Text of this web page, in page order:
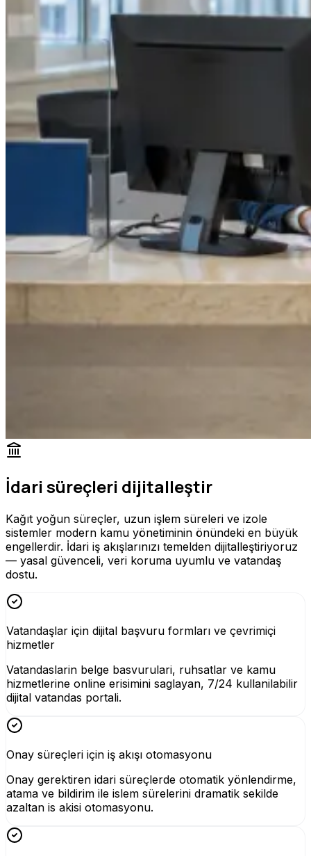
İdari süreçleri dijitalleştir
Kağıt yoğun süreçler, uzun işlem süreleri ve izole
sistemler modern kamu yönetiminin önündeki en büyük
engellerdir. İdari iş akışlarınızı temelden dijitalleştiriyoruz
— yasal güvenceli, veri koruma uyumlu ve vatandaş
dostu.
Vatandaşlar için dijital başvuru formları ve çevrimiçi
hizmetler
Vatandaslarin belge basvurulari, ruhsatlar ve kamu
hizmetlerine online erisimini saglayan, 7/24 kullanilabilir
dijital vatandas portali.
Onay süreçleri için iş akışı otomasyonu
Onay gerektiren idari süreçlerde otomatik yönlendirme,
atama ve bildirim ile islem sürelerini dramatik sekilde
azaltan is akisi otomasyonu.